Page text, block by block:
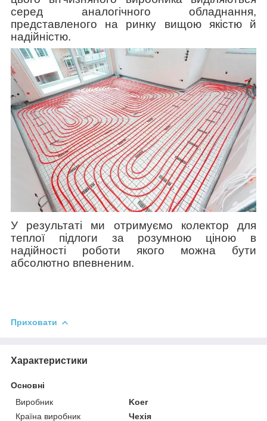
серед аналогічного обладнання,
представленого на ринку вищою якістю й
надійністю.
У результаті ми отримуємо колектор для
теплої підлоги за розумною ціною в
надійності роботи якого можна бути
абсолютно впевненим.
Приховати
Характеристики
Основні
Виробник
Koer
Країна виробник
Чехія